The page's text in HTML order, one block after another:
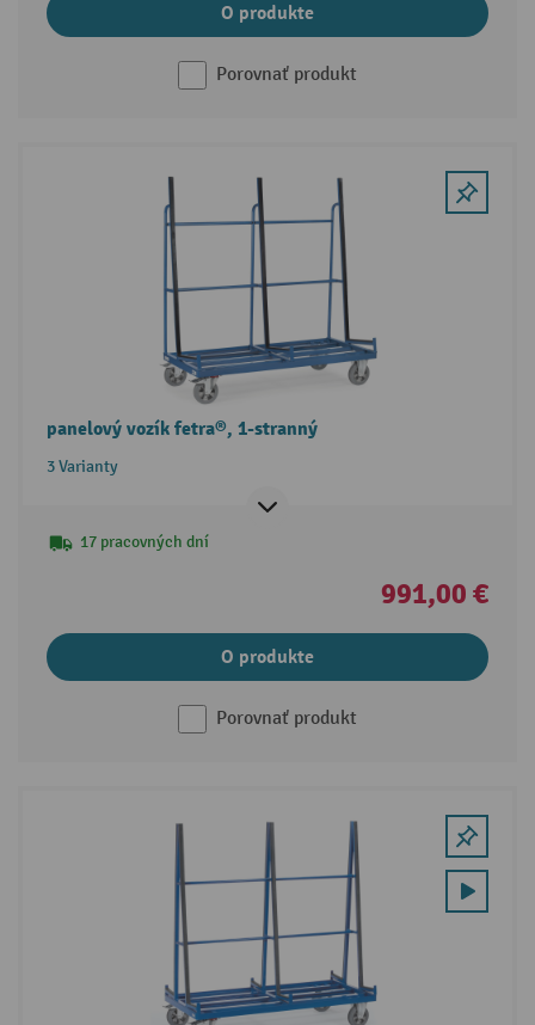
O produkte
Porovnať produkt
panelový vozík fetra®, 1-stranný
3 Varianty
17 pracovných dní
991,00 €
O produkte
Porovnať produkt